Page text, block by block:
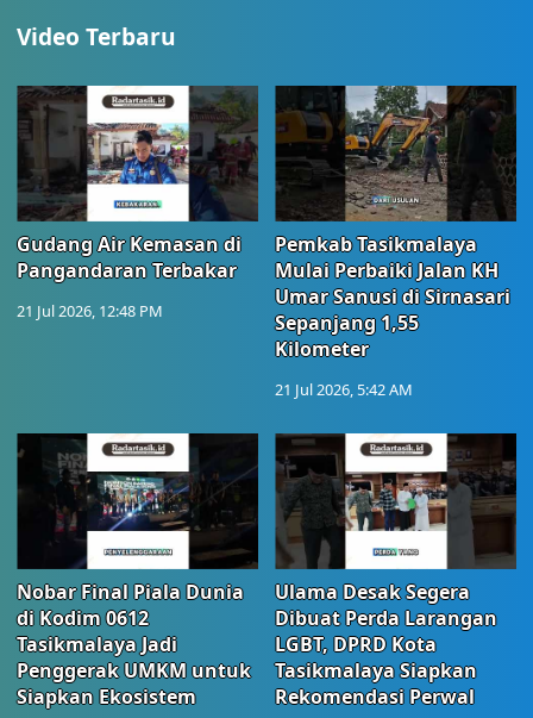
Video Terbaru
Gudang Air Kemasan di
Pangandaran Terbakar
21 Jul 2026, 12:48 PM
Pemkab Tasikmalaya
Mulai Perbaiki Jalan KH
Umar Sanusi di Sirnasari
Sepanjang 1,55
Kilometer
21 Jul 2026, 5:42 AM
Nobar Final Piala Dunia
di Kodim 0612
Tasikmalaya Jadi
Penggerak UMKM untuk
Siapkan Ekosistem
Ulama Desak Segera
Dibuat Perda Larangan
LGBT, DPRD Kota
Tasikmalaya Siapkan
Rekomendasi Perwal